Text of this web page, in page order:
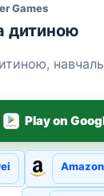
Games
дитиною
Play on
Amazon